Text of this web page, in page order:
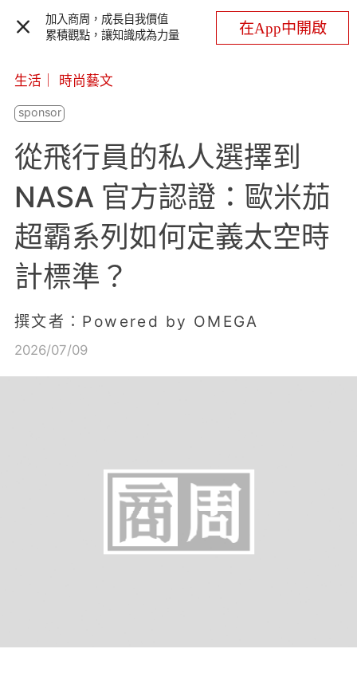
加入商周，成長自我價值
累積觀點，讓知識成為力量
在App中開啟
生活 時尚藝文
從飛行員的私人選擇到
NASA 官方認證：歐米茄
超霸系列如何定義太空時
計標準？
撰文者：Powered by OMEGA
2026/07/09